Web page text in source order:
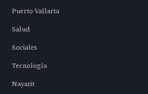
Puerto Vallarta
Salud
Sociales
Tecnología
Nayarit